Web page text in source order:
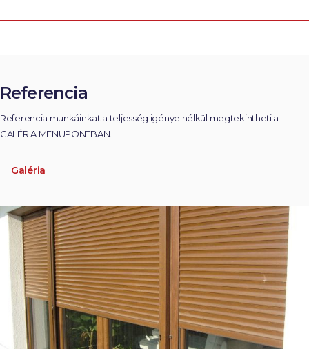
Referencia
Referencia munkáinkat a teljesség igénye nélkül megtekintheti a
GALÉRIA MENÜPONTBAN.
Galéria